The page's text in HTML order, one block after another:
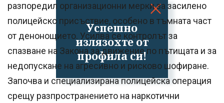
Успешно
излязохте от
профила си!
разпоредил организационни мерки за засилено
полицейско присъствие, особено в тъмната част
от денонощието. Усилва се контролът за
спазване на Закона за движение по пътищата и за
недопускане на агресивно и рисково шофиране.
Започва и специализирана полицейска операция
срещу разпространението на наркотични